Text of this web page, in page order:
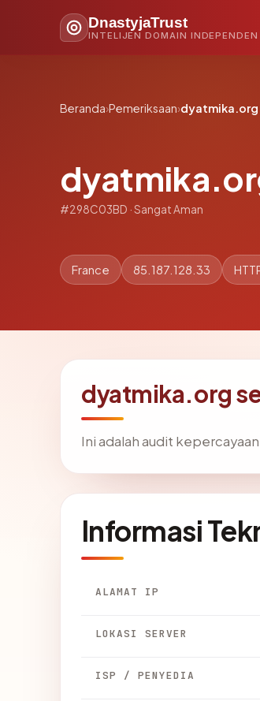
DnastyjaTrust
INTELIJEN DOMAIN INDEPENDEN
Beranda›Pemeriksaan›dyatmika.org
#298C03BD · Sangat Aman
France 85.187.128.33
dyatmika.org
Ini adalah audit
Informasi
ALAMAT IP
LOKASI SERVER
ISP / PENYEDIA